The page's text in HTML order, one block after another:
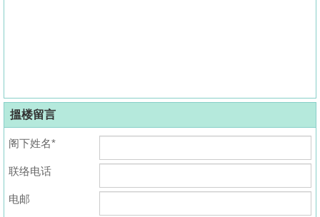
搵楼留言
阁下姓名*
联络电话
电邮